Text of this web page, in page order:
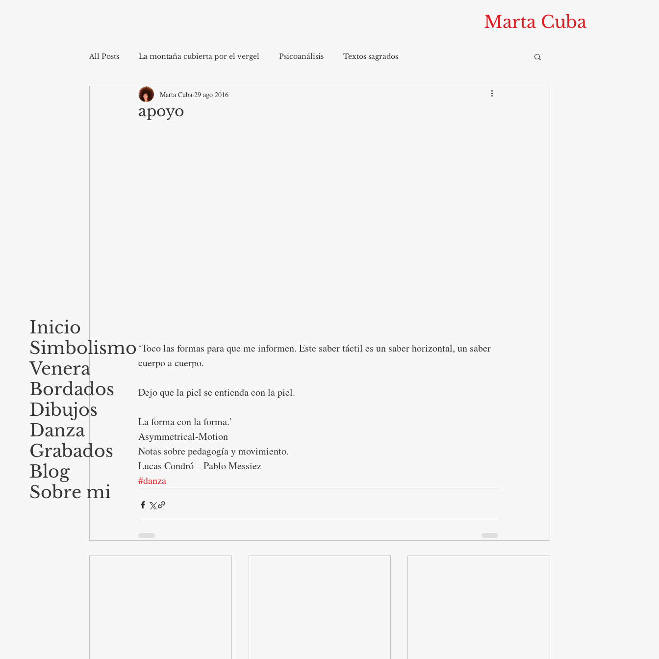
Marta Cuba
Inicio
Simbolismo
Venera
Bordados
Dibujos
Danza
Grabados
Blog
Sobre mi
All Posts La montaña cubierta por el vergel Psicoanálisis Textos sagrados
apoyo
Marta Cuba 29 ago 2016
‘Toco las formas para que me informen. Este saber táctil es un saber horizontal, un saber
cuerpo a cuerpo.
Dejo que la piel se entienda con la piel.
La forma con la forma.’
Asymmetrical-Motion
Notas sobre pedagogía y movimiento.
Lucas Condró – Pablo Messiez
#danza